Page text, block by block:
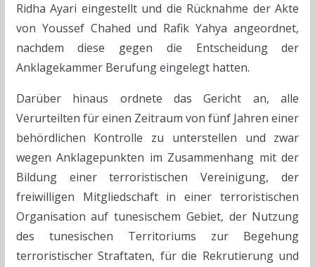
Ridha Ayari eingestellt und die Rücknahme der Akte
von Youssef Chahed und Rafik Yahya angeordnet,
nachdem diese gegen die Entscheidung der
Anklagekammer Berufung eingelegt hatten.
Darüber hinaus ordnete das Gericht an, alle
Verurteilten für einen Zeitraum von fünf Jahren einer
behördlichen Kontrolle zu unterstellen und zwar
wegen Anklagepunkten im Zusammenhang mit der
Bildung einer terroristischen Vereinigung, der
freiwilligen Mitgliedschaft in einer terroristischen
Organisation auf tunesischem Gebiet, der Nutzung
des tunesischen Territoriums zur Begehung
terroristischer Straftaten, für die Rekrutierung und